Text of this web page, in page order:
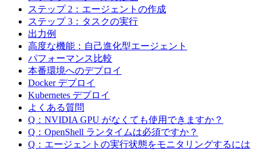
ステップ 2：エージェントの作成
ステップ 3：タスクの実行
出力例
高度な機能：自己進化型エージェント
パフォーマンス比較
本番環境へのデプロイ
Docker デプロイ
Kubernetes デプロイ
よくある質問
Q：NVIDIA GPU がなくても使用できますか？
Q：OpenShell ランタイムは必須ですか？
Q：エージェントの実行状態をモニタリングするには